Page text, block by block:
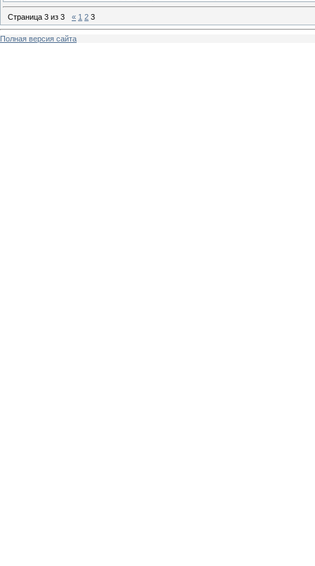
Страница 3 из 3 « 1 2 3
Полная версия сайта